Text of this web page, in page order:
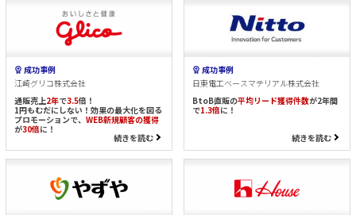
成功事例
江崎グリコ株式会社
通販売上2年で3.5倍！
1円もむだにしない！効果の最大化を図る
プロモーションで、WEB新規顧客の獲得
が30倍に！
続きを読む
成功事例
日東電工ベースマテリアル株式会社
BtoB直販の平均リード獲得件数が2年間
で1.3倍に！
続きを読む